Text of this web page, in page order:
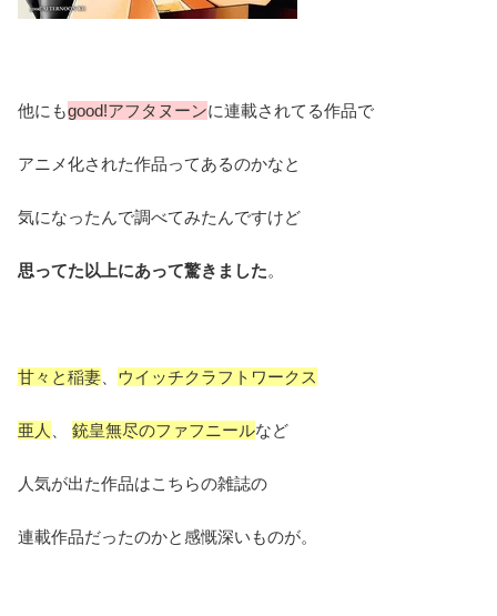
他にもgood!アフタヌーンに連載されてる作品で
アニメ化された作品ってあるのかなと
気になったんで調べてみたんですけど
思ってた以上にあって驚きました。
甘々と稲妻 ウイッチクラフトワークス
亜人 銃皇無尽のファフニールなど
人気が出た作品はこちらの雑誌の
連載作品だったのかと感慨深いものが。